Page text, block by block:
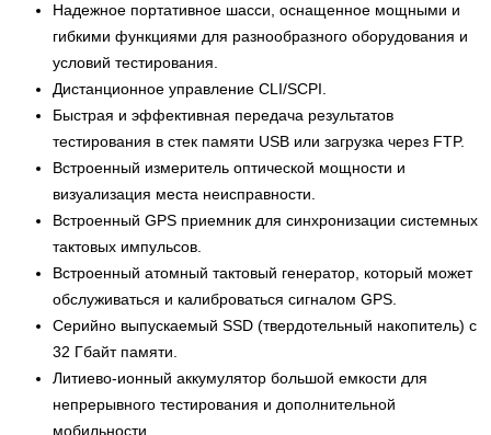
Надежное портативное шасси, оснащенное мощными и
гибкими функциями для разнообразного оборудования и
условий тестирования.
Дистанционное управление CLI/SCPI.
Быстрая и эффективная передача результатов
тестирования в стек памяти USB или загрузка через FTP.
Встроенный измеритель оптической мощности и
визуализация места неисправности.
Встроенный GPS приемник для синхронизации системных
тактовых импульсов.
Встроенный атомный тактовый генератор, который может
обслуживаться и калиброваться сигналом GPS.
Серийно выпускаемый SSD (твердотельный накопитель) с
32 Гбайт памяти.
Литиево-ионный аккумулятор большой емкости для
непрерывного тестирования и дополнительной
мобильности.